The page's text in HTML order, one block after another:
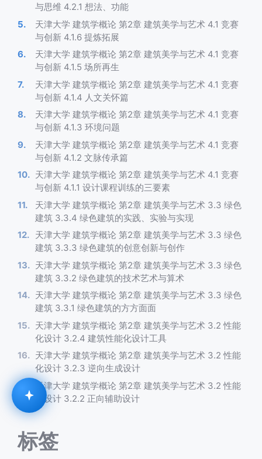
与思维 4.2.1 想法、功能
天津大学 建筑学概论 第2章 建筑美学与艺术 4.1 竞赛
与创新 4.1.6 提炼拓展
天津大学 建筑学概论 第2章 建筑美学与艺术 4.1 竞赛
与创新 4.1.5 场所再生
天津大学 建筑学概论 第2章 建筑美学与艺术 4.1 竞赛
与创新 4.1.4 人文关怀篇
天津大学 建筑学概论 第2章 建筑美学与艺术 4.1 竞赛
与创新 4.1.3 环境问题
天津大学 建筑学概论 第2章 建筑美学与艺术 4.1 竞赛
与创新 4.1.2 文脉传承篇
天津大学 建筑学概论 第2章 建筑美学与艺术 4.1 竞赛
与创新 4.1.1 设计课程训练的三要素
天津大学 建筑学概论 第2章 建筑美学与艺术 3.3 绿色
建筑 3.3.4 绿色建筑的实践、实验与实现
天津大学 建筑学概论 第2章 建筑美学与艺术 3.3 绿色
建筑 3.3.3 绿色建筑的创意创新与创作
天津大学 建筑学概论 第2章 建筑美学与艺术 3.3 绿色
建筑 3.3.2 绿色建筑的技术艺术与算术
天津大学 建筑学概论 第2章 建筑美学与艺术 3.3 绿色
建筑 3.3.1 绿色建筑的方方面面
天津大学 建筑学概论 第2章 建筑美学与艺术 3.2 性能
化设计 3.2.4 建筑性能化设计工具
天津大学 建筑学概论 第2章 建筑美学与艺术 3.2 性能
化设计 3.2.3 逆向生成设计
天津大学 建筑学概论 第2章 建筑美学与艺术 3.2 性能
化设计 3.2.2 正向辅助设计
标签